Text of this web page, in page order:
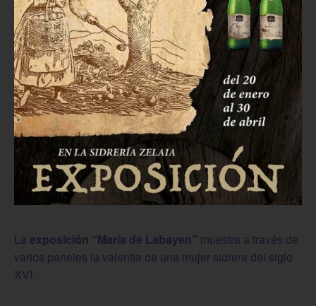
La exposición “María de Labayen” muestra a través de
varios paneles la valentía de una mujer sidrera del siglo
XVI.